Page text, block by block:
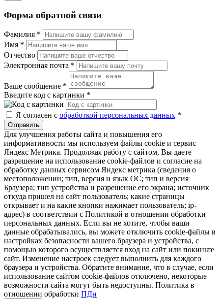
Форма обратной связи
Фамилия *
Имя *
Отчество
Электронная почта *
Ваше сообщение *
Введите код с картинки *
Я согласен с обработкой персональных данных *
Отправить
Для улучшения работы сайта и повышения его
информативности мы используем файлы cookie и сервис
Яндекс Метрика. Продолжая работу с сайтом, Вы даете
разрешение на использование cookie-файлов и согласие на
обработку данных сервисом Яндекс метрика (сведения о
местоположении; тип, версия и язык ОС; тип и версия
Браузера; тип устройства и разрешение его экрана; источник
откуда пришел на сайт пользователь; какие страницы
открывает и на какие кнопки нажимает пользователь; ip-
адрес) в соответствии с Политикой в отношении обработки
персональных данных. Если вы не хотите, чтобы ваши
данные обрабатывались, вы можете отключить cookie-файлы в
настройках безопасности вашего браузера и устройства, с
помощью которого осуществляется вход на сайт или покиньте
сайт. Изменение настроек следует выполнить для каждого
браузера и устройства. Обратите внимание, что в случае, если
использование сайтом cookie-файлов отключено, некоторые
возможности сайта могут быть недоступны. Политика в
отношении обработки ПДн